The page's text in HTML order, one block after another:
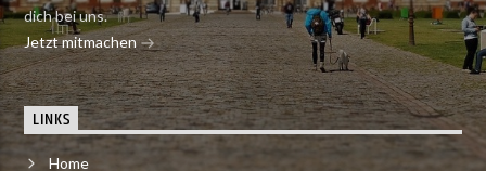
dich bei uns.
Jetzt mitmachen
LINKS
Home